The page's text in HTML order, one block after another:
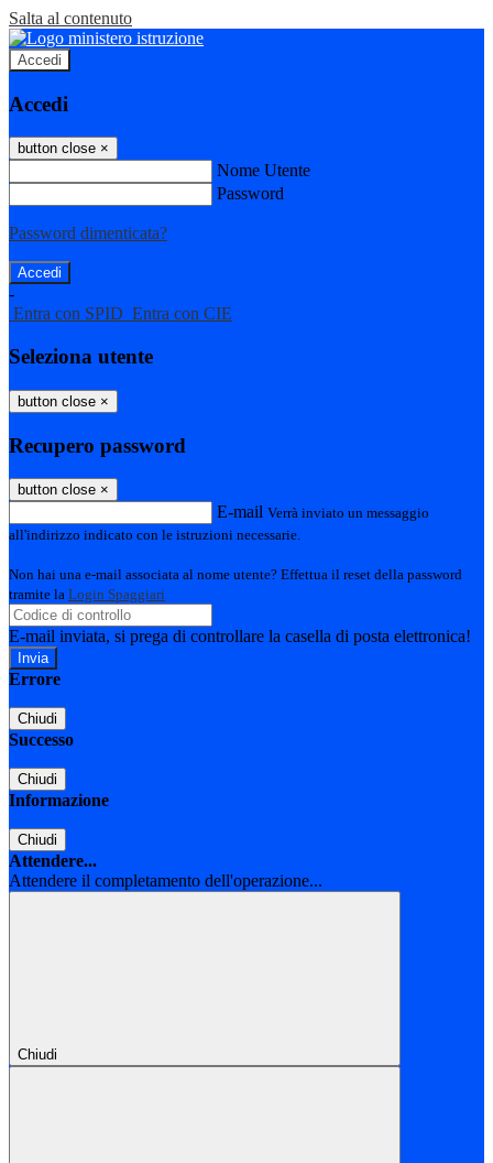
Salta al contenuto
Accedi
Accedi
button close ×
Nome Utente
Password
Password dimenticata?
-
Entra con SPID Entra con CIE
Seleziona utente
button close ×
Recupero password
button close ×
E-mail Verrà inviato un messaggio
all'indirizzo indicato con le istruzioni necessarie.
Non hai una e-mail associata al nome utente? Effettua il reset della password
tramite la Login Spaggiari
E-mail inviata, si prega di controllare la casella di posta elettronica!
Errore
Chiudi
Successo
Chiudi
Informazione
Chiudi
Attendere...
Attendere il completamento dell'operazione...
Chiudi